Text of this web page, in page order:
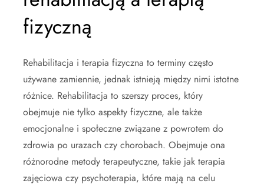
fizyczną
Rehabilitacja i terapia fizyczna to terminy często
używane zamiennie, jednak istnieją między nimi istotne
różnice. Rehabilitacja to szerszy proces, który
obejmuje nie tylko aspekty fizyczne, ale także
emocjonalne i społeczne związane z powrotem do
zdrowia po urazach czy chorobach. Obejmuje ona
różnorodne metody terapeutyczne, takie jak terapia
zajęciowa czy psychoterapia, które mają na celu